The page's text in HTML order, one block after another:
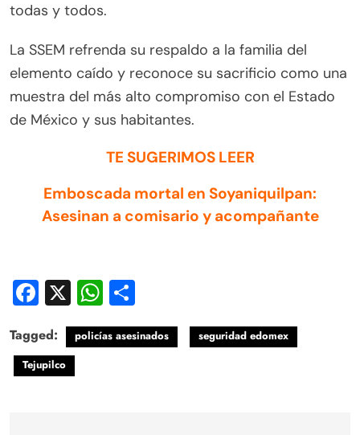
todas y todos.
La SSEM refrenda su respaldo a la familia del
elemento caído y reconoce su sacrificio como una
muestra del más alto compromiso con el Estado
de México y sus habitantes.
TE SUGERIMOS LEER
Emboscada mortal en Soyaniquilpan:
Asesinan a comisario y acompañante
Facebook
X WhatsApp
Tagged: policías asesinados
seguridad edomex
Tejupilco